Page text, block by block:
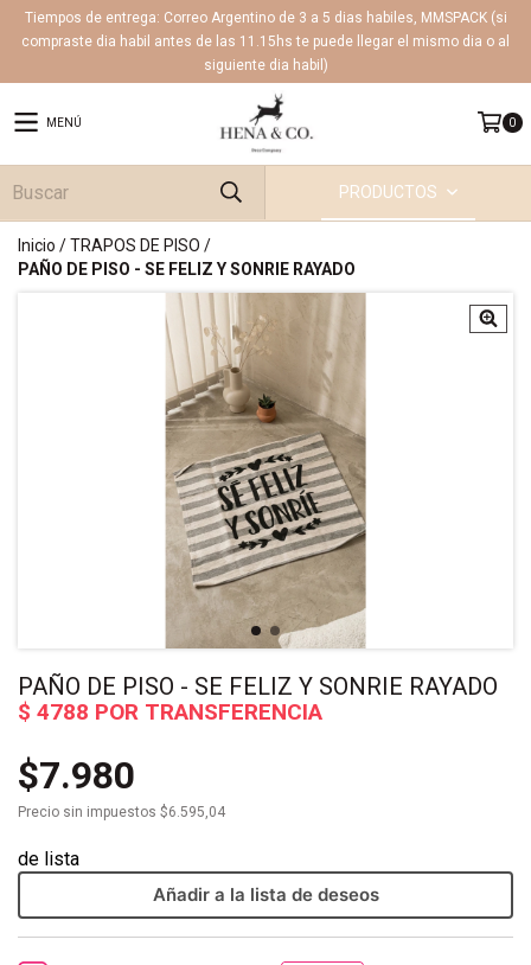
Tiempos de entrega: Correo Argentino de 3 a 5 dias habiles, MMSPACK (si
compraste dia habil antes de las 11.15hs te puede llegar el mismo dia o al
siguiente dia habil)
MENÚ 0
PRODUCTOS
Inicio /TRAPOS DE PISO /
PAÑO DE PISO - SE FELIZ Y SONRIE RAYADO
PAÑO DE PISO - SE FELIZ Y SONRIE RAYADO
$7.980
Precio sin impuestos $6.595,04
Añadir a la lista de deseos